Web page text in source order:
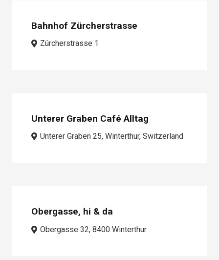
Bahnhof Zürcherstrasse
Zürcherstrasse 1
Unterer Graben Café Alltag
Unterer Graben 25, Winterthur, Switzerland
Obergasse, hi & da
Obergasse 32, 8400 Winterthur